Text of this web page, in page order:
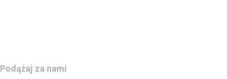
Podążaj za nami